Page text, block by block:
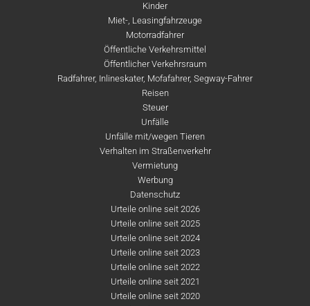
Kinder
Miet-, Leasingfahrzeuge
Motorradfahrer
Öffentliche Verkehrsmittel
Öffentlicher Verkehrsraum
Radfahrer, Inlineskater, Mofafahrer, Segway-Fahrer
Reisen
Steuer
Unfälle
Unfälle mit/wegen Tieren
Verhalten im Straßenverkehr
Vermietung
Werbung
Datenschutz
Urteile online seit 2026
Urteile online seit 2025
Urteile online seit 2024
Urteile online seit 2023
Urteile online seit 2022
Urteile online seit 2021
Urteile online seit 2020